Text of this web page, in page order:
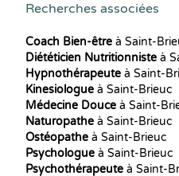
Recherches associées
Coach Bien-être à Saint-
Diététicien Nutritionniste à
Hypnothérapeute à Saint-
Kinesiologue à Saint-Brieuc
Médecine Douce à Saint-
Naturopathe à Saint-Brieuc
Ostéopathe à Saint-Brieuc
Psychologue à Saint-Brieuc
Psychothérapeute à Saint-